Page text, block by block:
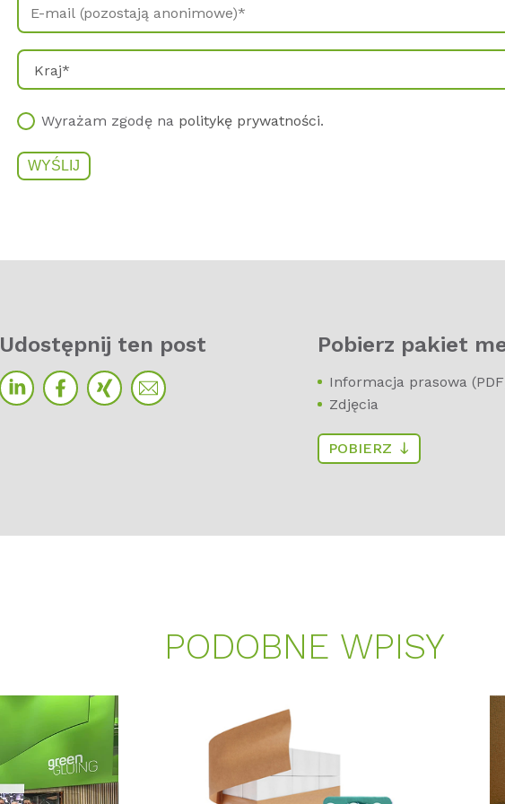
Wyrażam zgodę na politykę prywatności.
Udostępnij ten post Pobierz pakiet
Informacja prasowa
Zdjęcia
POBIERZ
PODOBNE WPISY